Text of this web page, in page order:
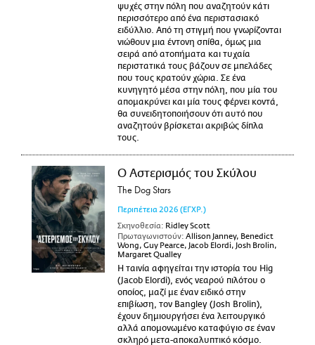
ψυχές στην πόλη που αναζητούν κάτι
περισσότερο από ένα περιστασιακό
ειδύλλιο. Από τη στιγμή που γνωρίζονται
νιώθουν μια έντονη σπίθα, όμως μια
σειρά από ατοπήματα και τυχαία
περιστατικά τους βάζουν σε μπελάδες
που τους κρατούν χώρια. Σε ένα
κυνηγητό μέσα στην πόλη, που μία του
απομακρύνει και μία τους φέρνει κοντά,
θα συνειδητοποιήσουν ότι αυτό που
αναζητούν βρίσκεται ακριβώς δίπλα
τους.
Ο Αστερισμός του Σκύλου
The Dog Stars
Περιπέτεια 2026 (ΕΓΧΡ.)
Σκηνοθεσία: Ridley Scott
Πρωταγωνιστούν: Allison Janney, Benedict
Wong, Guy Pearce, Jacob Elordi, Josh Brolin,
Margaret Qualley
Η ταινία αφηγείται την ιστορία του Hig
(Jacob Elordi), ενός νεαρού πιλότου ο
οποίος, μαζί με έναν ειδικό στην
επιβίωση, τον Bangley (Josh Brolin),
έχουν δημιουργήσει ένα λειτουργικό
αλλά απομονωμένο καταφύγιο σε έναν
σκληρό μετα-αποκαλυπτικό κόσμο.